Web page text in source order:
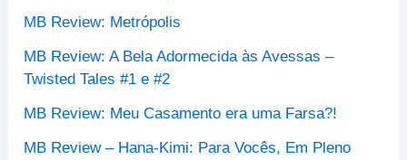
:MB Review: Metrópolis
MB Review: A Bela Adormecida às Avessas –
Twisted Tales #1 e #2
MB Review: Meu Casamento era uma Farsa?!
MB Review – Hana-Kimi: Para Vocês, Em Pleno